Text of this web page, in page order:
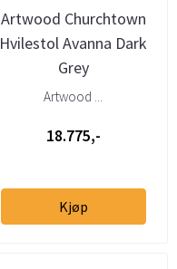
Artwood Churchtown
Hvilestol Avanna Dark
Grey
Artwood ...
18.775,-
Kjøp